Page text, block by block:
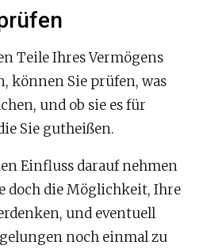
Teile Ihres Vermögens
können Sie prüfen, was
und ob sie es für
Sie gutheißen.
Einfluss darauf nehmen
doch die Möglichkeit, Ihre
und eventuell
noch einmal zu